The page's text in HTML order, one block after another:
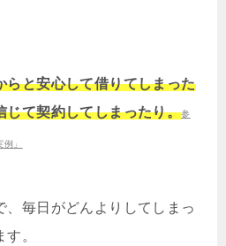
らと安心して借りてしまった
じて契約してしまったり。参
」
、毎日がどんよりしてしまっ
。